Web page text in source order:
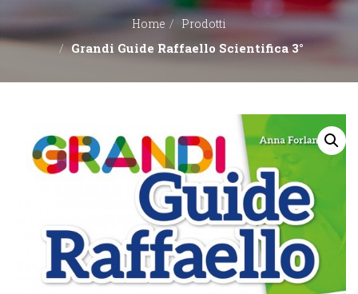
EDITORI
CONTATTACI
Home Prodotti
Grandi Guide Raffaello Scientifica 3°